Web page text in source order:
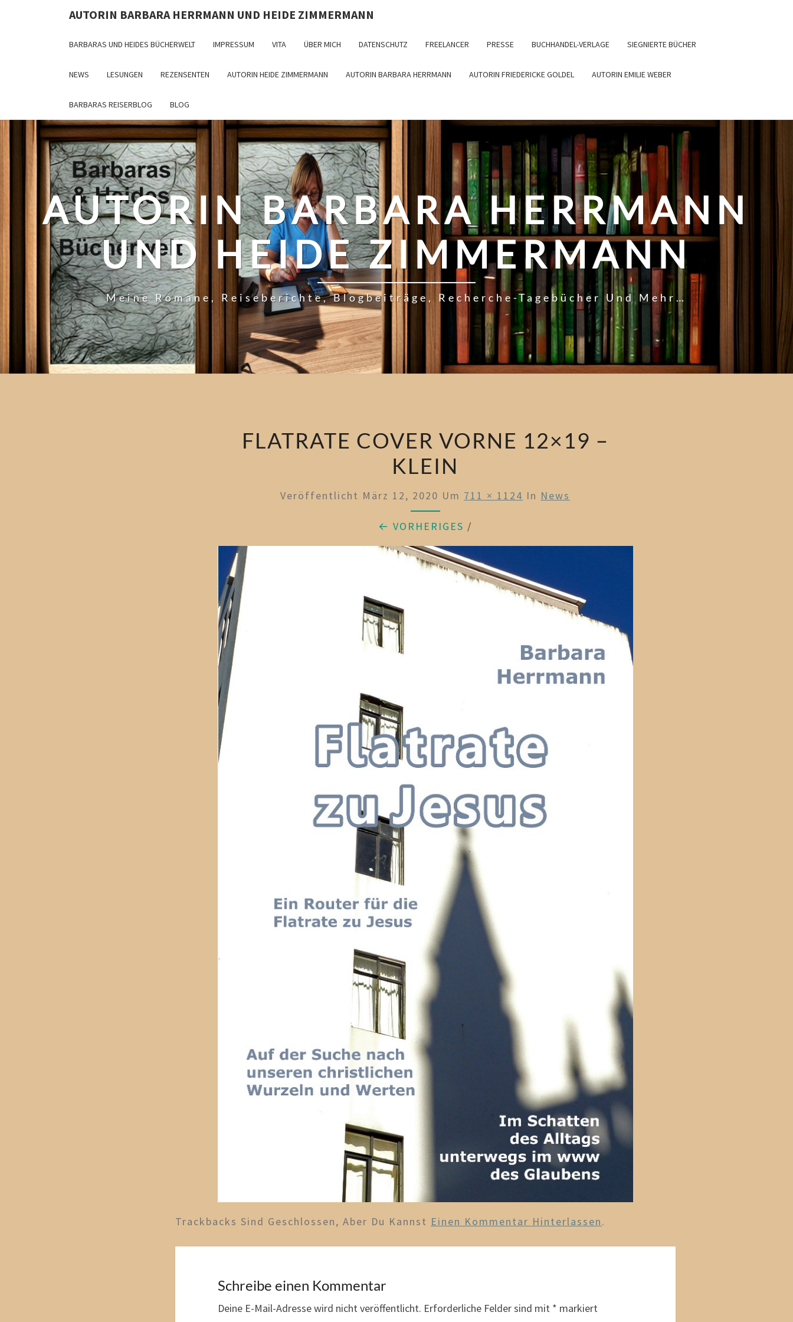
AUTORIN BARBARA HERRMANN UND HEIDE ZIMMERMANN
BARBARAS UND HEIDES BÜCHERWELT IMPRESSUM VITA ÜBER MICH DATENSCHUTZ FREELANCER PRESSE BUCHHANDEL-VERLAGE SIEGNIERTE BÜCHER
NEWS LESUNGEN REZENSENTEN AUTORIN HEIDE ZIMMERMANN AUTORIN BARBARA HERRMANN AUTORIN FRIEDERICKE GOLDEL AUTORIN EMILIE WEBER
BARBARAS REISERBLOG BLOG
AUTORIN BARBARA HERRMANN
UND HEIDE ZIMMERMANN
Meine Romane, Reiseberichte, Blogbeiträge, Recherche-Tagebücher Und Mehr…
FLATRATE COVER VORNE 12×19 –
KLEIN
Veröffentlicht März 12, 2020 Um 711 × 1124 In News
← VORHERIGES /
Trackbacks Sind Geschlossen, Aber Du Kannst Einen Kommentar Hinterlassen.
Schreibe einen Kommentar
Deine E-Mail-Adresse wird nicht veröffentlicht. Erforderliche Felder sind mit * markiert